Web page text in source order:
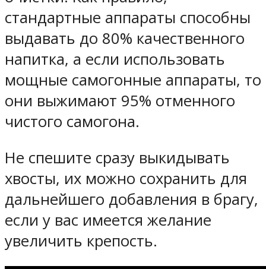
стандартные аппараты способны
выдавать до 80% качественного
напитка, а если использовать
мощные самогонные аппараты, то
они выжимают 95% отменного
чистого самогона.
Не спешите сразу выкидывать
хвосты, их можно сохранить для
дальнейшего добавления в брагу,
если у вас имеется желание
увеличить крепость.